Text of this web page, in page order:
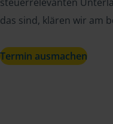
das sind, klären wir am
Termin ausmachen